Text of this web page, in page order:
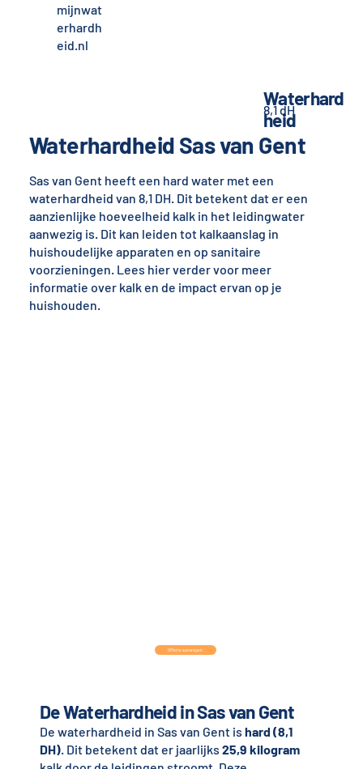
mijnwat
erhardh
eid.nl
Waterhardheid Sas van Gent
Sas van Gent heeft een hard water met een
waterhardheid van 8,1 DH. Dit betekent dat er een
aanzienlijke hoeveelheid kalk in het leidingwater
aanwezig is. Dit kan leiden tot kalkaanslag in
huishoudelijke apparaten en op sanitaire
voorzieningen. Lees hier verder voor meer
informatie over kalk en de impact ervan op je
huishouden.
Waterhard
heid
8,1 dH
De Waterhardheid in Sas van Gent
De waterhardheid in Sas van Gent is hard (8,1
DH). Dit betekent dat er jaarlijks 25,9 kilogram
Offerte aanvragen